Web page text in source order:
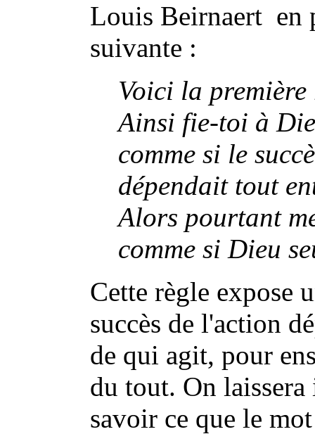
Louis Beirnaert en
suivante :
Voici la
Ainsi fie-toi à
comme si le
dépendait tout
Alors pourtant
comme si Dieu
Cette règle expose
succès de l'action
de qui agit, pour
du tout. On
savoir ce que le